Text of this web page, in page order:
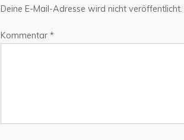
Deine E-Mail-Adresse wird nicht veröffentlicht.
Kommentar *